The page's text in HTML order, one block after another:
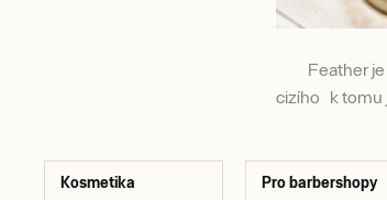
Feather
cizího k tomu
Kosmetika Pro barbershopy